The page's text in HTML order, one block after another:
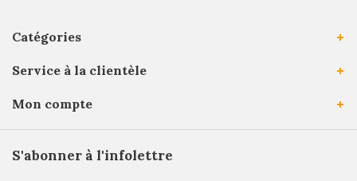
Catégories
Service à la clientèle
Mon compte
S'abonner à l'infolettre